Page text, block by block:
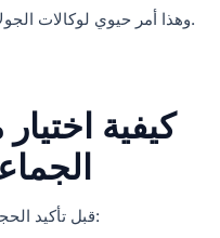
وهذا أمر حيوي لوكالات الجولات ومنظمي الشركات.
كيفية
قبل تأكيد الحجز، تأكد من التحقق من: